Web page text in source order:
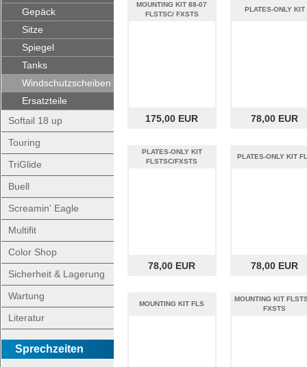
Gepäck
Sitze
Spiegel
Tanks
Windschutzscheiben
Ersatzteile
Softail 18 up
Touring
TriGlide
Buell
Screamin' Eagle
Multifit
Color Shop
Sicherheit & Lagerung
Wartung
Literatur
Sprechzeiten
MOUNTING KIT 88-07
FLSTSC/ FXSTS
175,00 EUR
PLATES-ONLY KIT
78,00 EUR
PLATES-ONLY KIT
FLSTSC/FXSTS
78,00 EUR
PLATES-ONLY KIT
78,00 EUR
MOUNTING KIT FLS
MOUNTING KIT
FXSTS